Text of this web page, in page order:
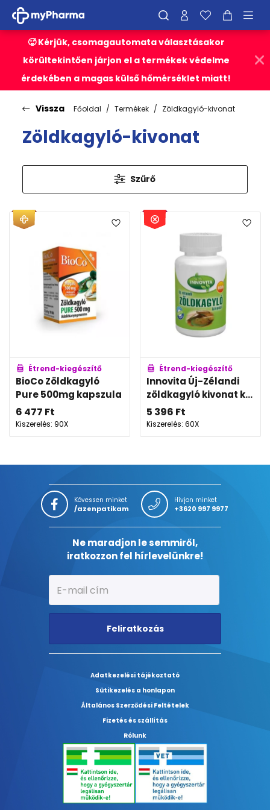
🥵 Kérjük, csomagautomata választásakor
körültekintően járjon el a termékek védelme
érdekében a magas külső hőmérséklet miatt!
Vissza Főoldal Termékek Zöldkagyló-kivonat
Zöldkagyló-kivonat
Szűrő
Étrend-kiegészítő
BioCo Zöldkagyló
Pure 500mg kapszula
6 477 Ft
Kiszerelés: 90X
Étrend-kiegészítő
Innovita Új-Zélandi
zöldkagyló kivonat k...
5 396 Ft
Kiszerelés: 60X
Kövessen minket
/azenpatikam
Hívjon minket
+3620 997 9977
Ne maradjon le semmiről,
iratkozzon fel hírlevelünkre!
Feliratkozás
Adatkezelési tájékoztató
Sütikezelés a honlapon
Általános Szerződési Feltételek
Fizetés és szállítás
Rólunk